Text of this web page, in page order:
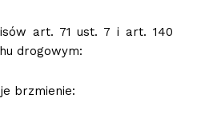
art. 71 ust. 7 i art. 140
drogowym:
brzmienie: